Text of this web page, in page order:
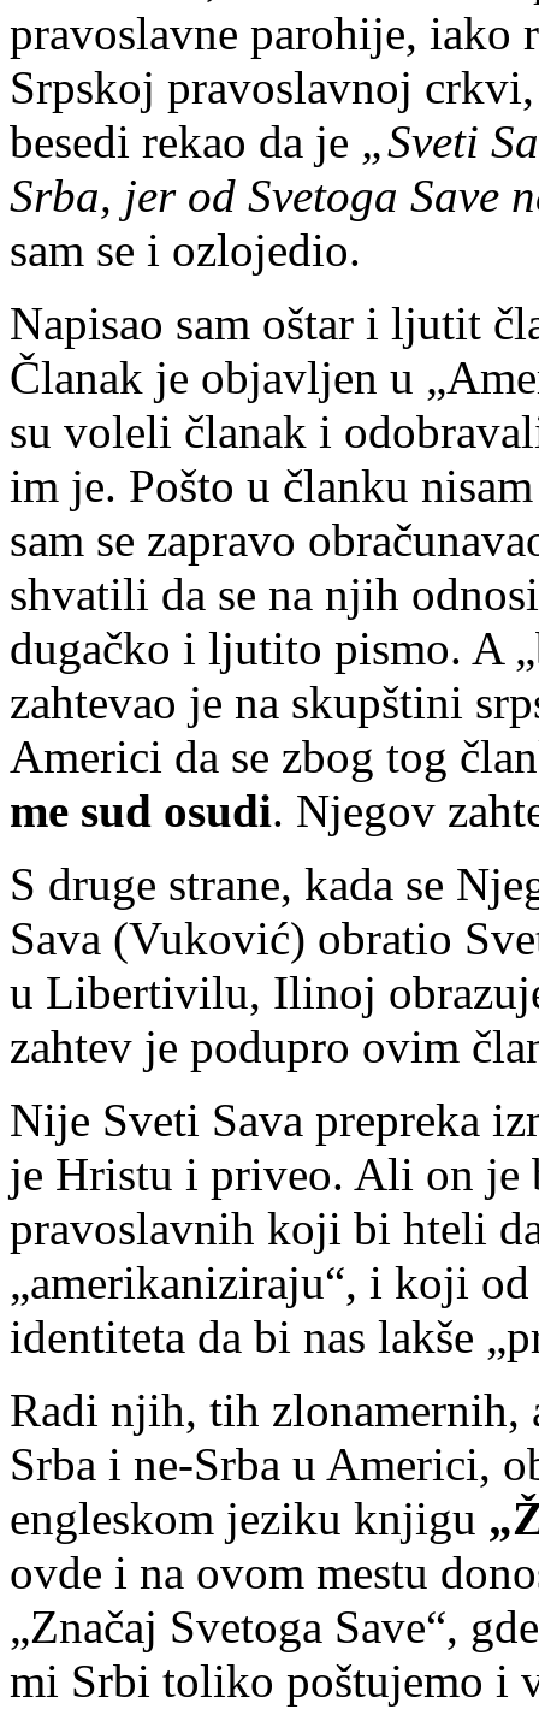
pravoslavne parohije,
Srpskoj pravoslavnoj
besedi rekao da je „Sveti
Srba, jer od Svetoga Save
sam se i ozlojedio.
Napisao sam oštar i ljutit
Članak je objavljen u
su voleli članak i
im je. Pošto u članku
sam se zapravo
shvatili da se na njih
dugačko i ljutito pismo. A
zahtevao je na skupštini
Americi da se zbog tog
me sud osudi. Njegov
S druge strane, kada se
Sava (Vuković) obratio
u Libertivilu, Ilinoj
zahtev je podupro ovim
Nije Sveti Sava prepreka
je Hristu i priveo. Ali on je
pravoslavnih koji bi hteli
„amerikaniziraju“, i koji od
identiteta da bi nas lakše
Radi njih, tih zlonamernih,
Srba i ne-Srba u Americi,
engleskom jeziku knjigu
ovde i na ovom mestu
„Značaj Svetoga Save“,
mi Srbi toliko poštujemo i